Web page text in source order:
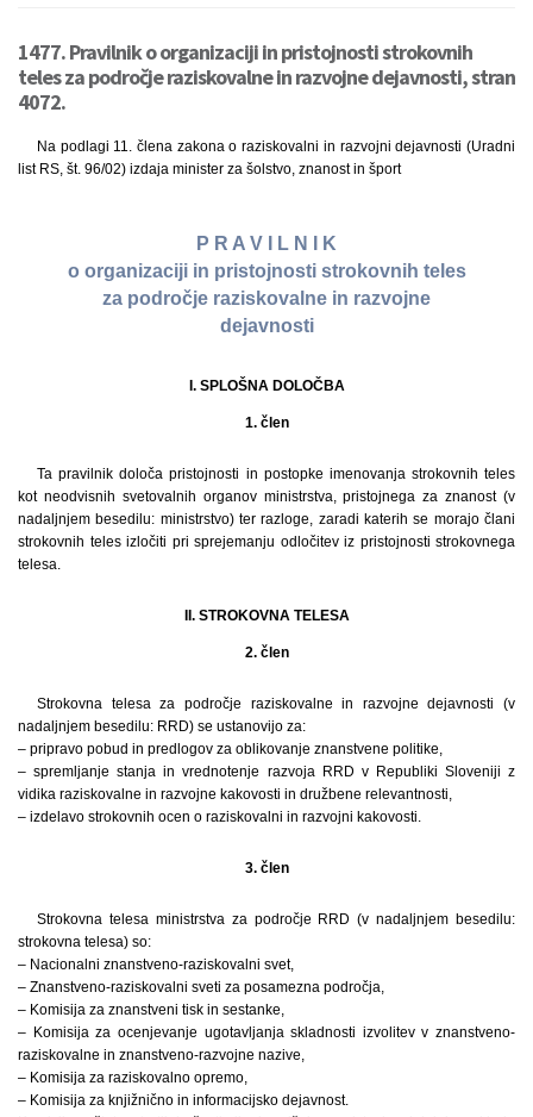
1477. Pravilnik o organizaciji in pristojnosti strokovnih
teles za področje raziskovalne in razvojne dejavnosti, stran
4072.
Na podlagi 11. člena zakona o raziskovalni in razvojni dejavnosti (Uradni
list RS, št. 96/02) izdaja minister za šolstvo, znanost in šport
P R A V I L N I K
o organizaciji in pristojnosti strokovnih teles
za področje raziskovalne in razvojne
dejavnosti
I. SPLOŠNA DOLOČBA
1. člen
Ta pravilnik določa pristojnosti in postopke imenovanja strokovnih teles
kot neodvisnih svetovalnih organov ministrstva, pristojnega za znanost (v
nadaljnjem besedilu: ministrstvo) ter razloge, zaradi katerih se morajo člani
strokovnih teles izločiti pri sprejemanju odločitev iz pristojnosti strokovnega
telesa.
II. STROKOVNA TELESA
2. člen
Strokovna telesa za področje raziskovalne in razvojne dejavnosti (v
nadaljnjem besedilu: RRD) se ustanovijo za:
– pripravo pobud in predlogov za oblikovanje znanstvene politike,
– spremljanje stanja in vrednotenje razvoja RRD v Republiki Sloveniji z
vidika raziskovalne in razvojne kakovosti in družbene relevantnosti,
– izdelavo strokovnih ocen o raziskovalni in razvojni kakovosti.
3. člen
Strokovna telesa ministrstva za področje RRD (v nadaljnjem besedilu:
strokovna telesa) so:
– Nacionalni znanstveno-raziskovalni svet,
– Znanstveno-raziskovalni sveti za posamezna področja,
– Komisija za znanstveni tisk in sestanke,
– Komisija za ocenjevanje ugotavljanja skladnosti izvolitev v znanstveno-
raziskovalne in znanstveno-razvojne nazive,
– Komisija za raziskovalno opremo,
– Komisija za knjižnično in informacijsko dejavnost.